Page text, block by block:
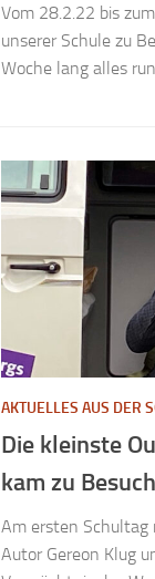
Vom 28.2.22 bis
unserer Schule zu
Woche lang alles
AKTUELLES AUS DER
Die kleinste
kam zu
Am ersten Schultag
Autor Gereon Klug